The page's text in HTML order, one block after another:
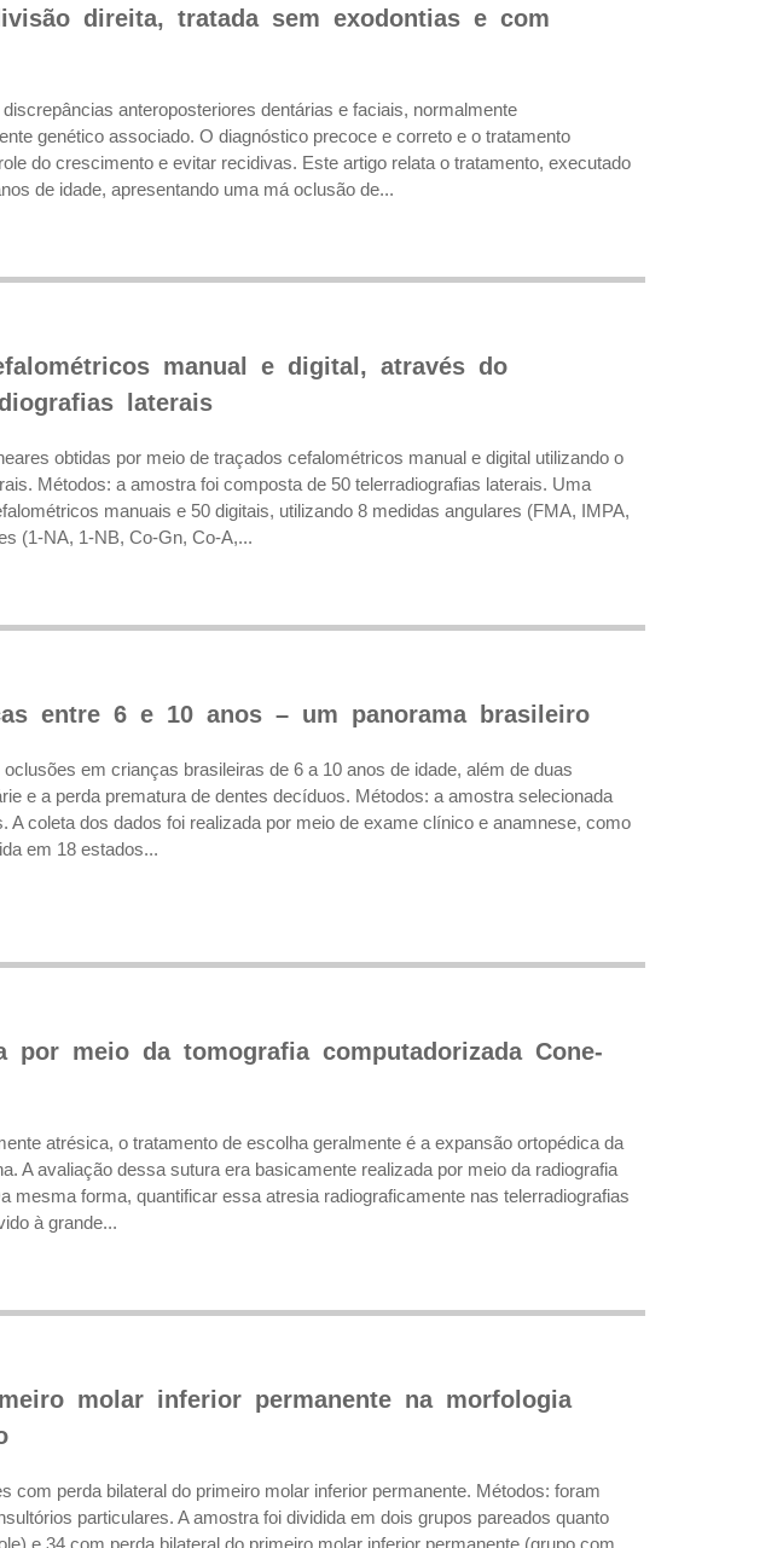
direita, tratada sem exodontias e com
anteroposteriores dentárias e faciais, normalmente
genético associado. O diagnóstico precoce e correto e o tratamento
do crescimento e evitar recidivas. Este artigo relata o tratamento, executado
de idade, apresentando uma má oclusão de...
manual e digital, através do
laterais
obtidas por meio de traçados cefalométricos manual e digital utilizando o
Métodos: a amostra foi composta de 50 telerradiografias laterais. Uma
manuais e 50 digitais, utilizando 8 medidas angulares (FMA, IMPA,
(1-NA, 1-NB, Co-Gn, Co-A,...
entre 6 e 10 anos – um panorama brasileiro
em crianças brasileiras de 6 a 10 anos de idade, além de duas
e a perda prematura de dentes decíduos. Métodos: a amostra selecionada
A coleta dos dados foi realizada por meio de exame clínico e anamnese, como
em 18 estados...
meio da tomografia computadorizada Cone-
atrésica, o tratamento de escolha geralmente é a expansão ortopédica da
A avaliação dessa sutura era basicamente realizada por meio da radiografia
mesma forma, quantificar essa atresia radiograficamente nas telerradiografias
à grande...
molar inferior permanente na morfologia
perda bilateral do primeiro molar inferior permanente. Métodos: foram
particulares. A amostra foi dividida em dois grupos pareados quanto
e 34 com perda bilateral do primeiro molar inferior permanente (grupo com